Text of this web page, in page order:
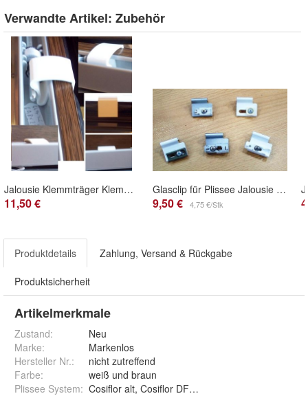
Verwandte Artikel: Zubehör
Jalousie Klemmträger Klemmhalter Klickhalter 10 Stk neu Montage ohne zu Bohren
11,50 €
Glasclip für Plissee Jalousie Rollo Faltstores Faltrollo Montage ohne zu bohren
9,50 € 4,75 €/Stk
Produktdetails Zahlung, Versand & Rückgabe
Produktsicherheit
Artikelmerkmale
Zustand:
Neu
Marke:
Markenlos
Hersteller Nr.:
nicht zutreffend
Farbe:
weiß und braun
Plissee System: